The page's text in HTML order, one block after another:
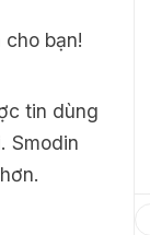
bạn!
tin dùng
Smodin